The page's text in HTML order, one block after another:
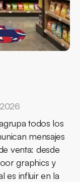
todos los
mensajes
venta: desde
graphics y
es influir en la